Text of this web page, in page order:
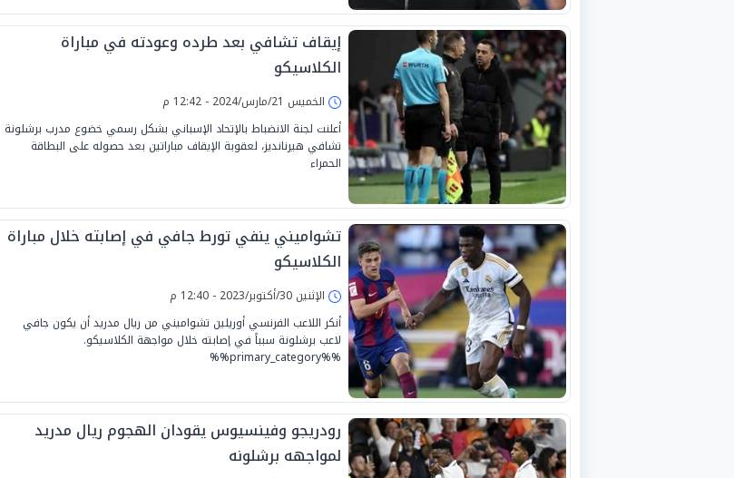
إيقاف تشافي بعد طرده وعودته في مباراة
الكلاسيكو
الخميس 21/مارس/2024 - 12:42 م
أعلنت لجنة الانضباط بالإتحاد الإسباني بشكل رسمي خضوع مدرب برشلونة
تشافي هيرنانديز، لعقوبة الإيقاف مباراتين بعد حصوله على البطاقة
الحمراء
تشواميني ينفي تورط جافي في إصابته خلال مباراة
الكلاسيكو
الإثنين 30/أكتوبر/2023 - 12:40 م
أنكر اللاعب الفرنسي أوريلين تشواميني من ريال مدريد أن يكون جافي
لاعب برشلونة سبباً في إصابته خلال مواجهة الكلاسيكو.
%%primary_category%%
رودريجو وفينسيوس يقودان الهجوم ريال مدريد
لمواجهه برشلونه